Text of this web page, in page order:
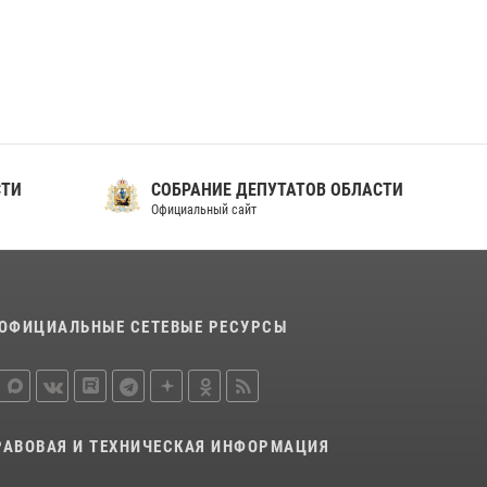
СОБРАНИЕ ДЕПУТАТОВ ОБЛАСТИ
Официальный сайт
СЕТЕВЫЕ РЕСУРСЫ
И ТЕХНИЧЕСКАЯ ИНФОРМАЦИЯ